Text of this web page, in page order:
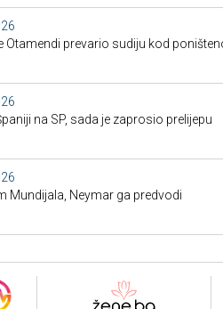
Otamendi prevario sudiju kod
na SP, sada je zaprosio prelijepu
Mundijala, Neymar ga predvodi